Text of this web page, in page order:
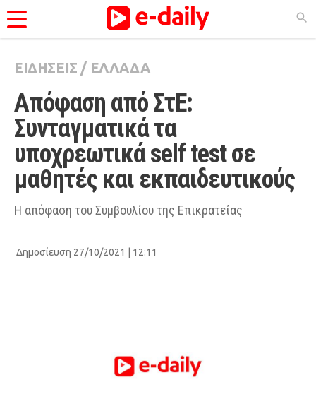
ΚΑΤΗΓΟΡΊΕΣ
Ειδήσεις
Θέματα
Videos
Podcasts
Viral
City Guide
ΕΙΔΗΣΕΙΣ / ΕΛΛΑΔΑ
Απόφαση από ΣτΕ:
Συνταγματικά τα
υποχρεωτικά self test σε
μαθητές και εκπαιδευτικούς
Η απόφαση του Συμβουλίου της Επικρατείας
Δημοσίευση 27/10/2021 | 12:11